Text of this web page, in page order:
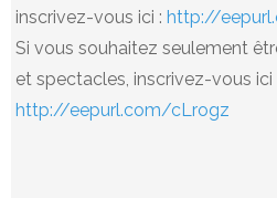
inscrivez-vous ici :http://
Si vous souhaitez seulement
et spectacles, inscrivez-vous ici
http://eepurl.com/cLrogz